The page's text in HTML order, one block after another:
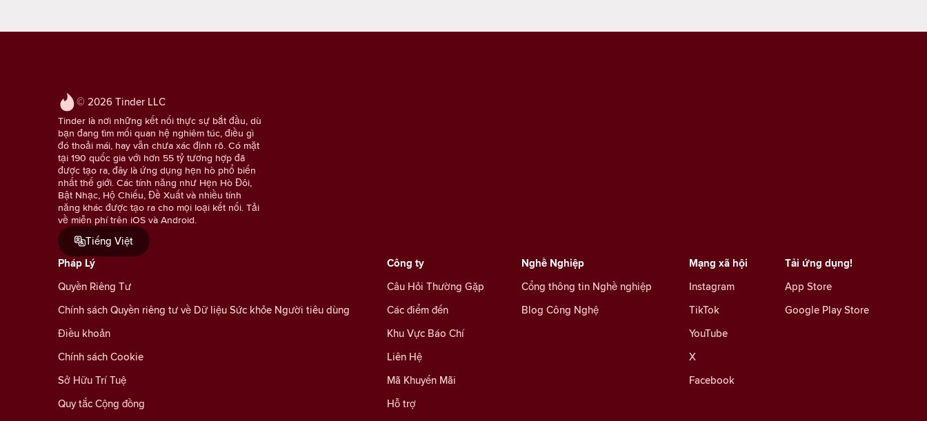
© 2026 Tinder LLC
Tinder là nơi những kết nối thực sự bắt đầu, dù
bạn đang tìm mối quan hệ nghiêm túc, điều gì
đó thoải mái, hay vẫn chưa xác định rõ. Có mặt
tại 190 quốc gia với hơn 55 tỷ tương hợp đã
được tạo ra, đây là ứng dụng hẹn hò phổ biến
nhất thế giới. Các tính năng như Hẹn Hò Đôi,
Bật Nhạc, Hộ Chiếu, Đề Xuất và nhiều tính
năng khác được tạo ra cho mọi loại kết nối. Tải
về miễn phí trên iOS và Android.
Tiếng Việt
Mạng xã hội
Instagram
TikTok
YouTube
X
Facebook
Pháp Lý
Quyền Riêng Tư
Chính sách Quyền riêng tư về Dữ liệu Sức khỏe Người tiêu dùng
Điều khoản
Chính sách Cookie
Sở Hữu Trí Tuệ
Quy tắc Cộng đồng
Nghề Nghiệp
Cổng thông tin Nghề nghiệp
Blog Công Nghệ
Công ty
Câu Hỏi Thường Gặp
Các điểm đến
Khu Vực Báo Chí
Liên Hệ
Mã Khuyến Mãi
Hỗ trợ
Tải ứng dụng!
App Store
Google Play Store